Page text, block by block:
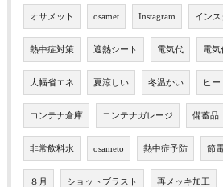
オサメット osamet Instagram インス
熱中症対策 遮熱シート 電気代 電気
大幅省エネ 夏涼しい 冬温かい ヒ
コンテナ倉庫 コンテナガレージ 備蓄品
非常飲料水 osameto 熱中症予防 節
８月 ショットブラスト 再メッキ加工